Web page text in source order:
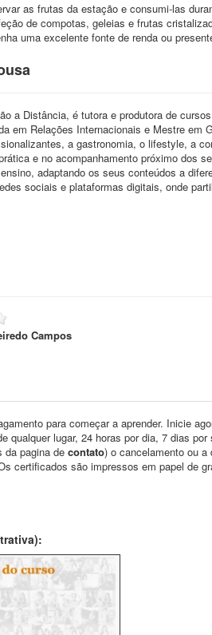
as frutas da estação e consumi-las
de compotas, geleias e frutas
uma excelente fonte de renda ou
a Distância, é tutora e produtora de
em Relações Internacionais e Mestre em
a gastronomia, o lifestyle, a
e no acompanhamento próximo dos
adaptando os seus conteúdos a
sociais e plataformas digitais, onde
Campos
para começar a aprender. Inicie
lugar, 24 horas por dia, 7 dias por
da pagina de contato) o cancelamento ou
certificados são impressos em papel de